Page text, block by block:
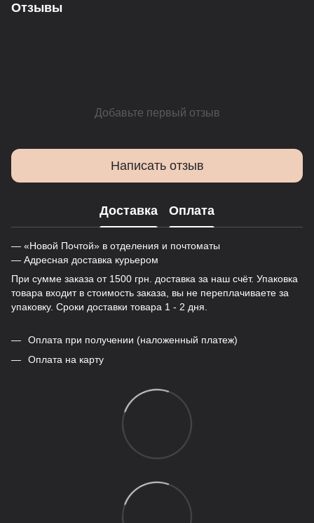
Отзывы
Добавьте первый отзыв
Написать отзыв
Доставка Оплата
— «Новой Почтой» в отделения и почтоматы
— Адресная доставка курьером
При сумме заказа от 1500 грн. доставка за наш счёт. Упаковка
товара входит в стоимость заказа, вы не переплачиваете за
упаковку. Сроки доставки товара 1 - 2 дня.
Оплата при получении (наложенный платеж)
Оплата на карту